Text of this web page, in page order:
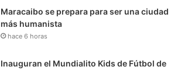
Maracaibo se prepara para ser una ciudad
más humanista
hace 6 horas
Inauguran el Mundialito Kids de Fútbol de